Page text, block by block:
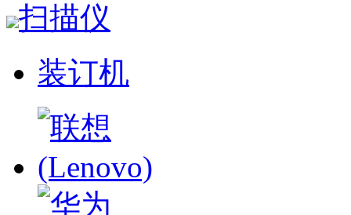
扫描仪
装订机